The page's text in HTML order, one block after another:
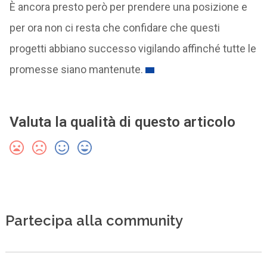
È ancora presto però per prendere una posizione e
per ora non ci resta che confidare che questi
progetti abbiano successo vigilando affinché tutte le
promesse siano mantenute.
Valuta la qualità di questo articolo
Partecipa alla community